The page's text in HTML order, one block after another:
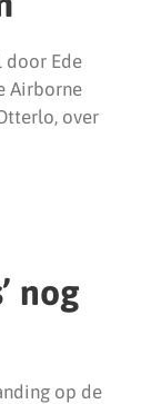
door Ede
Airborne
over
nog
op de